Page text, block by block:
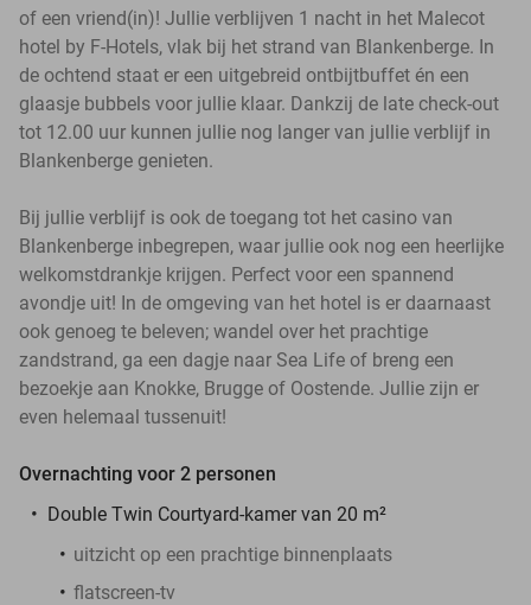
of een vriend(in)! Jullie verblijven 1 nacht in het Malecot
hotel by F-Hotels, vlak bij het strand van Blankenberge. In
de ochtend staat er een uitgebreid ontbijtbuffet én een
glaasje bubbels voor jullie klaar. Dankzij de late check-out
tot 12.00 uur kunnen jullie nog langer van jullie verblijf in
Blankenberge genieten.
Bij jullie verblijf is ook de toegang tot het casino van
Blankenberge inbegrepen, waar jullie ook nog een heerlijke
welkomstdrankje krijgen. Perfect voor een spannend
avondje uit! In de omgeving van het hotel is er daarnaast
ook genoeg te beleven; wandel over het prachtige
zandstrand, ga een dagje naar Sea Life of breng een
bezoekje aan Knokke, Brugge of Oostende. Jullie zijn er
even helemaal tussenuit!
Overnachting voor 2 personen
Double Twin Courtyard-kamer van 20 m²
uitzicht op een prachtige binnenplaats
flatscreen-tv